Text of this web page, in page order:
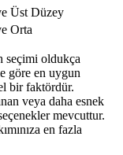
Üst Düzey
Orta
seçimi oldukça
göre en uygun
bir faktördür.
veya daha esnek
mevcuttur.
en fazla